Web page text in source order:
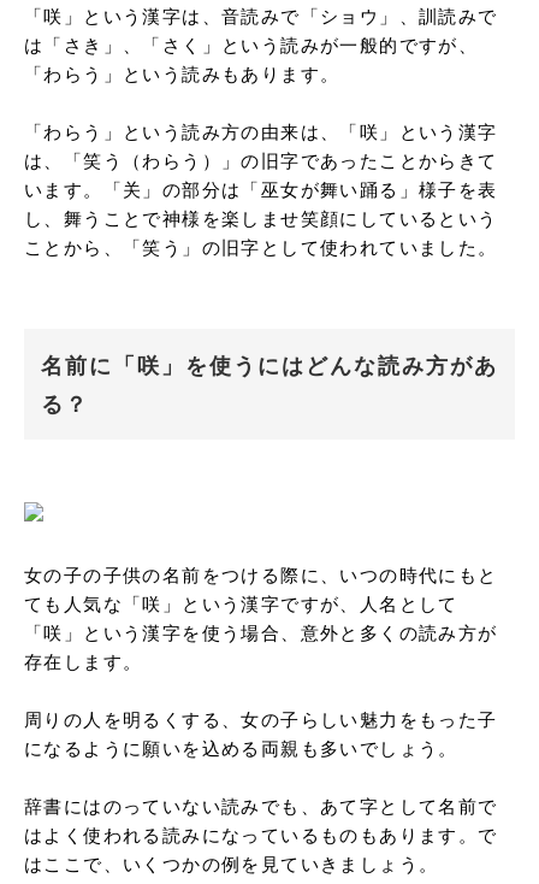
「咲」という漢字は、音読みで「ショウ」、訓読みで
は「さき」、「さく」という読みが一般的ですが、
「わらう」という読みもあります。
「わらう」という読み方の由来は、「咲」という漢字
は、「笑う（わらう）」の旧字であったことからきて
います。「关」の部分は「巫女が舞い踊る」様子を表
し、舞うことで神様を楽しませ笑顔にしているという
ことから、「笑う」の旧字として使われていました。
名前に「咲」を使うにはどんな読み方があ
る？
女の子の子供の名前をつける際に、いつの時代にもと
ても人気な「咲」という漢字ですが、人名として
「咲」という漢字を使う場合、意外と多くの読み方が
存在します。
周りの人を明るくする、女の子らしい魅力をもった子
になるように願いを込める両親も多いでしょう。
辞書にはのっていない読みでも、あて字として名前で
はよく使われる読みになっているものもあります。で
はここで、いくつかの例を見ていきましょう。